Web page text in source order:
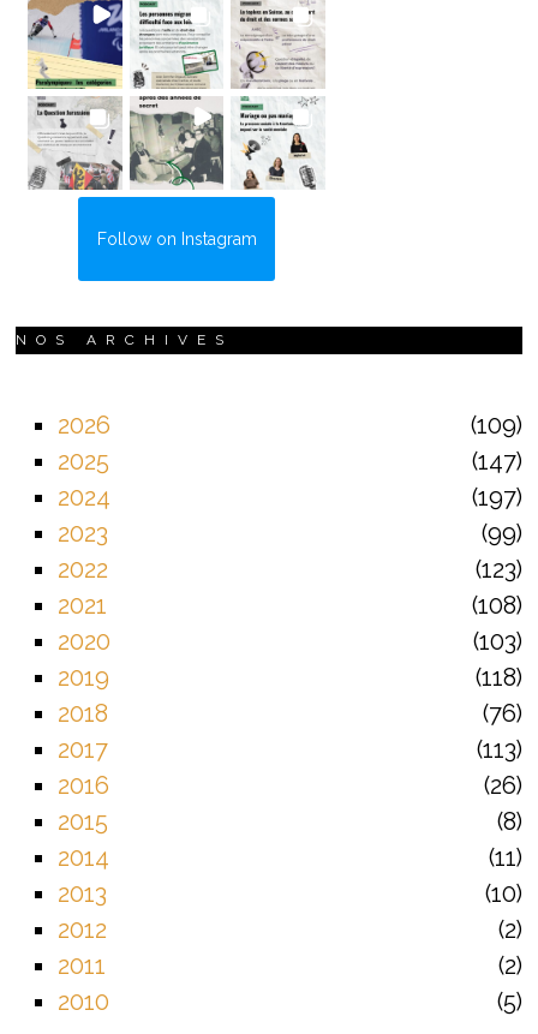
Follow on Instagram
NOS ARCHIVES
2026
109
2025
147
2024
197
2023
99
2022
123
2021
108
2020
103
2019
118
2018
76
2017
113
2016
26
2015
8
2014
11
2013
10
2012
2
2011
2
2010
5